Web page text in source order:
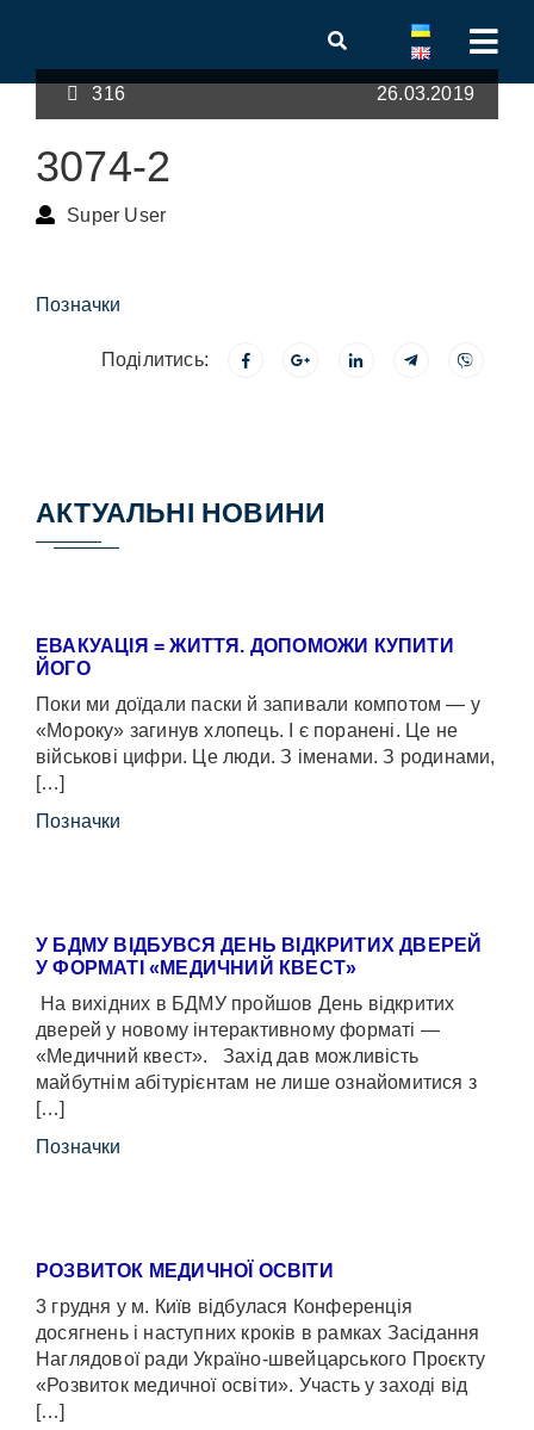
316 26.03.2019
3074-2
Super User
Позначки
Поділитись:
АКТУАЛЬНІ НОВИНИ
ЕВАКУАЦІЯ = ЖИТТЯ. ДОПОМОЖИ КУПИТИ
ЙОГО
Поки ми доїдали паски й запивали компотом — у
«Мороку» загинув хлопець. І є поранені. Це не
військові цифри. Це люди. З іменами. З родинами,
[…]
Позначки
У БДМУ ВІДБУВСЯ ДЕНЬ ВІДКРИТИХ ДВЕРЕЙ
У ФОРМАТІ «МЕДИЧНИЙ КВЕСТ»
На вихідних в БДМУ пройшов День відкритих
дверей у новому інтерактивному форматі —
«Медичний квест». Захід дав можливість
майбутнім абітурієнтам не лише ознайомитися з
[…]
Позначки
РОЗВИТОК МЕДИЧНОЇ ОСВІТИ
3 грудня у м. Київ відбулася Конференція
досягнень і наступних кроків в рамках Засідання
Наглядової ради Україно-швейцарського Проєкту
«Розвиток медичної освіти». Участь у заході від
[…]